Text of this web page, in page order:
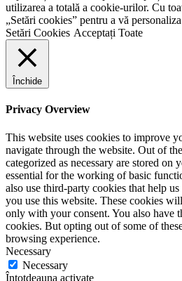
utilizarea a totală a cookie-urilor. Cu
„Setări cookies” pentru a vă
Setări Cookies Acceptați Toate
Închide
Privacy Overview
This website uses cookies to improve
navigate through the website. Out of
categorized as necessary are stored on
essential for the working of basic
also use third-party cookies that help
you use this website. These cookies
only with your consent. You also have
cookies. But opting out of some of
browsing experience.
Necessary
Necessary
Întotdeauna activate